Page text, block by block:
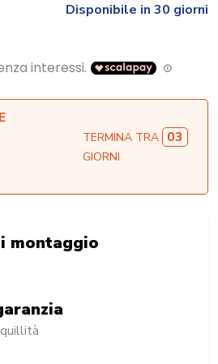
Disponibile in 30 giorni
TERMINA TRA 03
GIORNI
montaggio